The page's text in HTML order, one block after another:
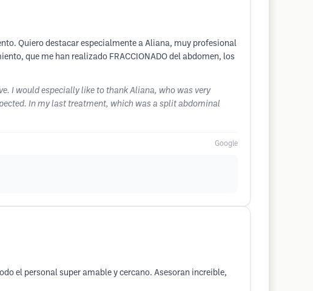
Quiero destacar especialmente a Aliana, muy profesional
que me han realizado FRACCIONADO del abdomen, los
I would especially like to thank Aliana, who was very
In my last treatment, which was a split abdominal
Google
el personal super amable y cercano. Asesoran increible,